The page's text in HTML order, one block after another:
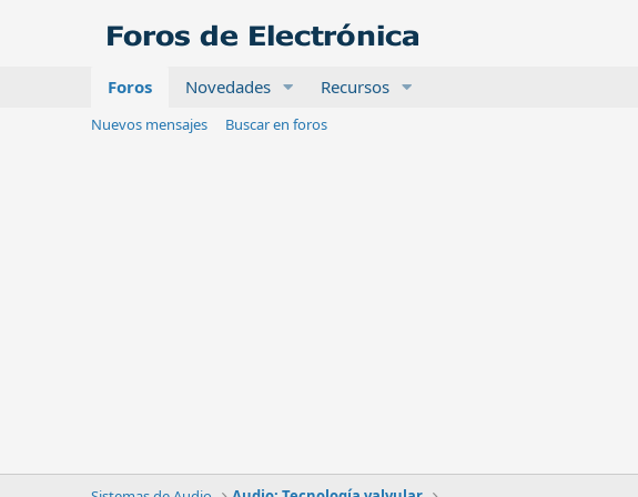
Foros Novedades Recursos
Nuevos mensajes Buscar en foros